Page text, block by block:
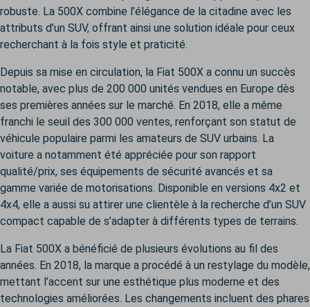
robuste. La 500X combine l’élégance de la citadine avec les
attributs d’un SUV, offrant ainsi une solution idéale pour ceux
recherchant à la fois style et praticité.
Depuis sa mise en circulation, la Fiat 500X a connu un succès
notable, avec plus de 200 000 unités vendues en Europe dès
ses premières années sur le marché. En 2018, elle a même
franchi le seuil des 300 000 ventes, renforçant son statut de
véhicule populaire parmi les amateurs de SUV urbains. La
voiture a notamment été appréciée pour son rapport
qualité/prix, ses équipements de sécurité avancés et sa
gamme variée de motorisations. Disponible en versions 4x2 et
4x4, elle a aussi su attirer une clientèle à la recherche d’un SUV
compact capable de s’adapter à différents types de terrains.
La Fiat 500X a bénéficié de plusieurs évolutions au fil des
années. En 2018, la marque a procédé à un restylage du modèle,
mettant l’accent sur une esthétique plus moderne et des
technologies améliorées. Les changements incluent des phares